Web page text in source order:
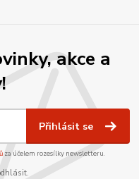
akce a
Přihlásit se
za účelem rozesílky newsletteru.